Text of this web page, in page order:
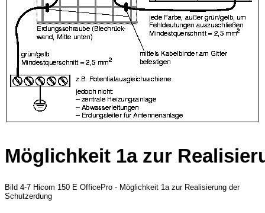
Möglichkeit 1a zur
Bild 4-7 Hicom 150 E OfficePro - Möglichkeit 1a zur Realisierung der
Schutzerdung